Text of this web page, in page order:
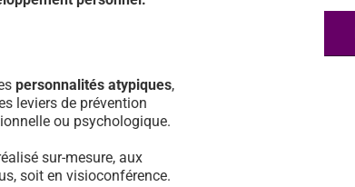
personnalités atypiques,
leviers de prévention
ou psychologique.
sur-mesure, aux
soit en visioconférence.